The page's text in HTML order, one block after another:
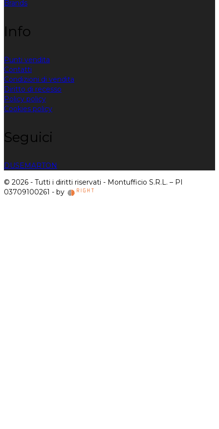
Brands
Info
Punti vendita
Contatti
Condizioni di vendita
Diritto di recesso
Policy policy
Cookies policy
Seguici
DUSEMARTON
© 2026 - Tutti i diritti riservati - Montufficio S.R.L. – PI
03709100261 - by